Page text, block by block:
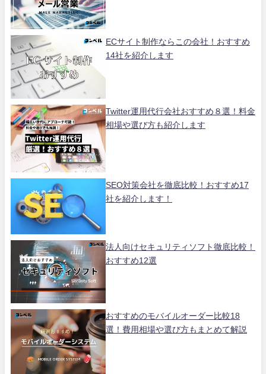
ECサイト制作ならこの会社！おすすめ
14社を紹介します
Twitter運用代行会社おすすめ８選！料金
相場や選び方も紹介します
SEO対策会社を徹底比較！おすすめ17
社を紹介します！
法人向けセキュリティソフト徹底比較！
おすすめ12選
おすすめのモバイルオーダー比較18
選！費用相場や選び方もまとめて解説